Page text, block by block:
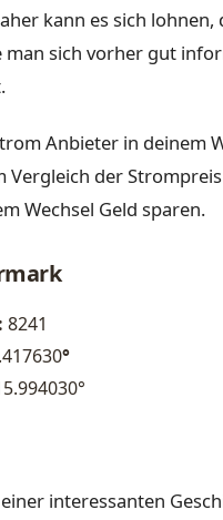
kann es sich
sich vorher gut
Anbieter in deinem
der
Wechsel Geld sparen.
8241
°
interessanten